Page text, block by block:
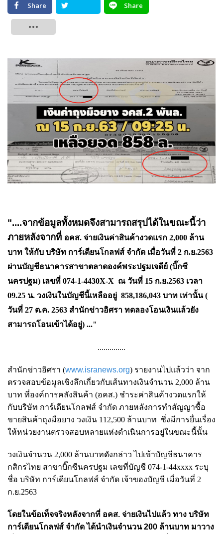
Share
Share
"....จากข้อมูลทั้งหมดจึงสามารถสรุปได้ในขณะนี้ว่า
ภายหลังจากที่ อคส. จ่ายเงินค่าสินค้างวดแรก 2,000 ล้าน
บาท ให้กับ บริษัท การ์เดียนโกลฟส์ จำกัด เมื่อวันที่ 2 ก.ย.2563
ผ่านบัญชีธนาคารสาขาตลาดองค์พระปฐมเจดีย์ (บิ๊กซี
นครปฐม) เลขที่ 074-1-4430X-X ณ วันที่ 15 ก.ย.2563 เวลา
09.25 น. วงเงินในบัญชีนี้เหลืออยู่ 858,186,043 บาท เท่านั้น (
วันที่ 27 ต.ค. 2563 สำนักข่าวอิศรา ทดลองโอนเงินแล้วยัง
สามารถโอนเข้าได้อยู่) ..."
..............
สำนักข่าวอิศรา (www.isranews.org) รายงานไปแล้วว่า จาก
ตรวจสอบข้อมูลเชิงลึกเกี่ยวกับเส้นทางเงินจำนวน 2,000 ล้าน
บาท ที่องค์การคลังสินค้า (อคส.) ชำระค่าสินค้างวดแรกให้
กับบริษัท การ์เดียนโกลฟส์ จำกัด ภายหลังการทำสัญญาซื้อ
ขายสินค้าถุงมือยาง วงเงิน 112,500 ล้านบาท ซึ่งมีการยื่นเรื่อง
ให้หน่วยงานตรวจสอบหลายแห่งดำเนินการอยู่ในขณะนี้นั้น
วงเงินจำนวน 2,000 ล้านบาทดังกล่าว ไปเข้าบัญชีธนาคาร
กสิกรไทย สาขาบิ๊กซีนครปฐม เลขที่บัญชี 074-1-44xxxx ระบุ
ชื่อ บริษัท การ์เดียนโกลฟส์ จำกัด เจ้าของบัญชี เมื่อวันที่ 2
ก.ย.2563
โดยในข้อเท็จจริงหลังจากที่ อคส. จ่ายเงินไปแล้ว ทาง บริษัท
การ์เดียนโกลฟส์ จำกัด ได้นำเงินจำนวน 200 ล้านบาท มาวาง